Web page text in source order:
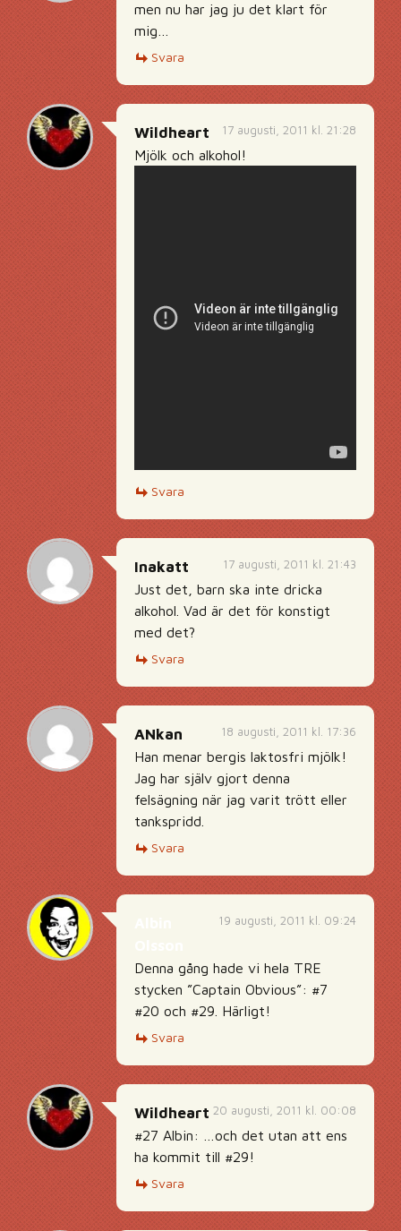
men nu har jag ju det klart för
mig…
Svara
17 augusti, 2011 kl. 21:28
Wildheart
Mjölk och alkohol!
Svara
17 augusti, 2011 kl. 21:43
Inakatt
Just det, barn ska inte dricka
alkohol. Vad är det för konstigt
med det?
Svara
18 augusti, 2011 kl. 17:36
ANkan
Han menar bergis laktosfri mjölk!
Jag har själv gjort denna
felsägning när jag varit trött eller
tankspridd.
Svara
19 augusti, 2011 kl. 09:24
Denna gång hade vi hela TRE
stycken ”Captain Obvious”: #7
#20 och #29. Härligt!
Svara
20 augusti, 2011 kl. 00:08
Wildheart
#27 Albin: …och det utan att ens
ha kommit till #29!
Svara